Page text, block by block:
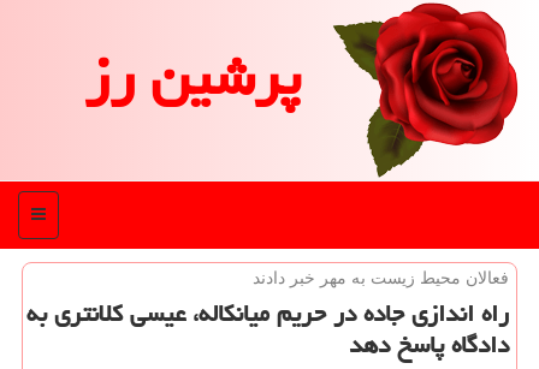
پرشین رز
منو
فعالان محیط زیست به مهر خبر دادند
راه اندازی جاده در حریم میانكاله، عیسی كلانتری به
دادگاه پاسخ دهد